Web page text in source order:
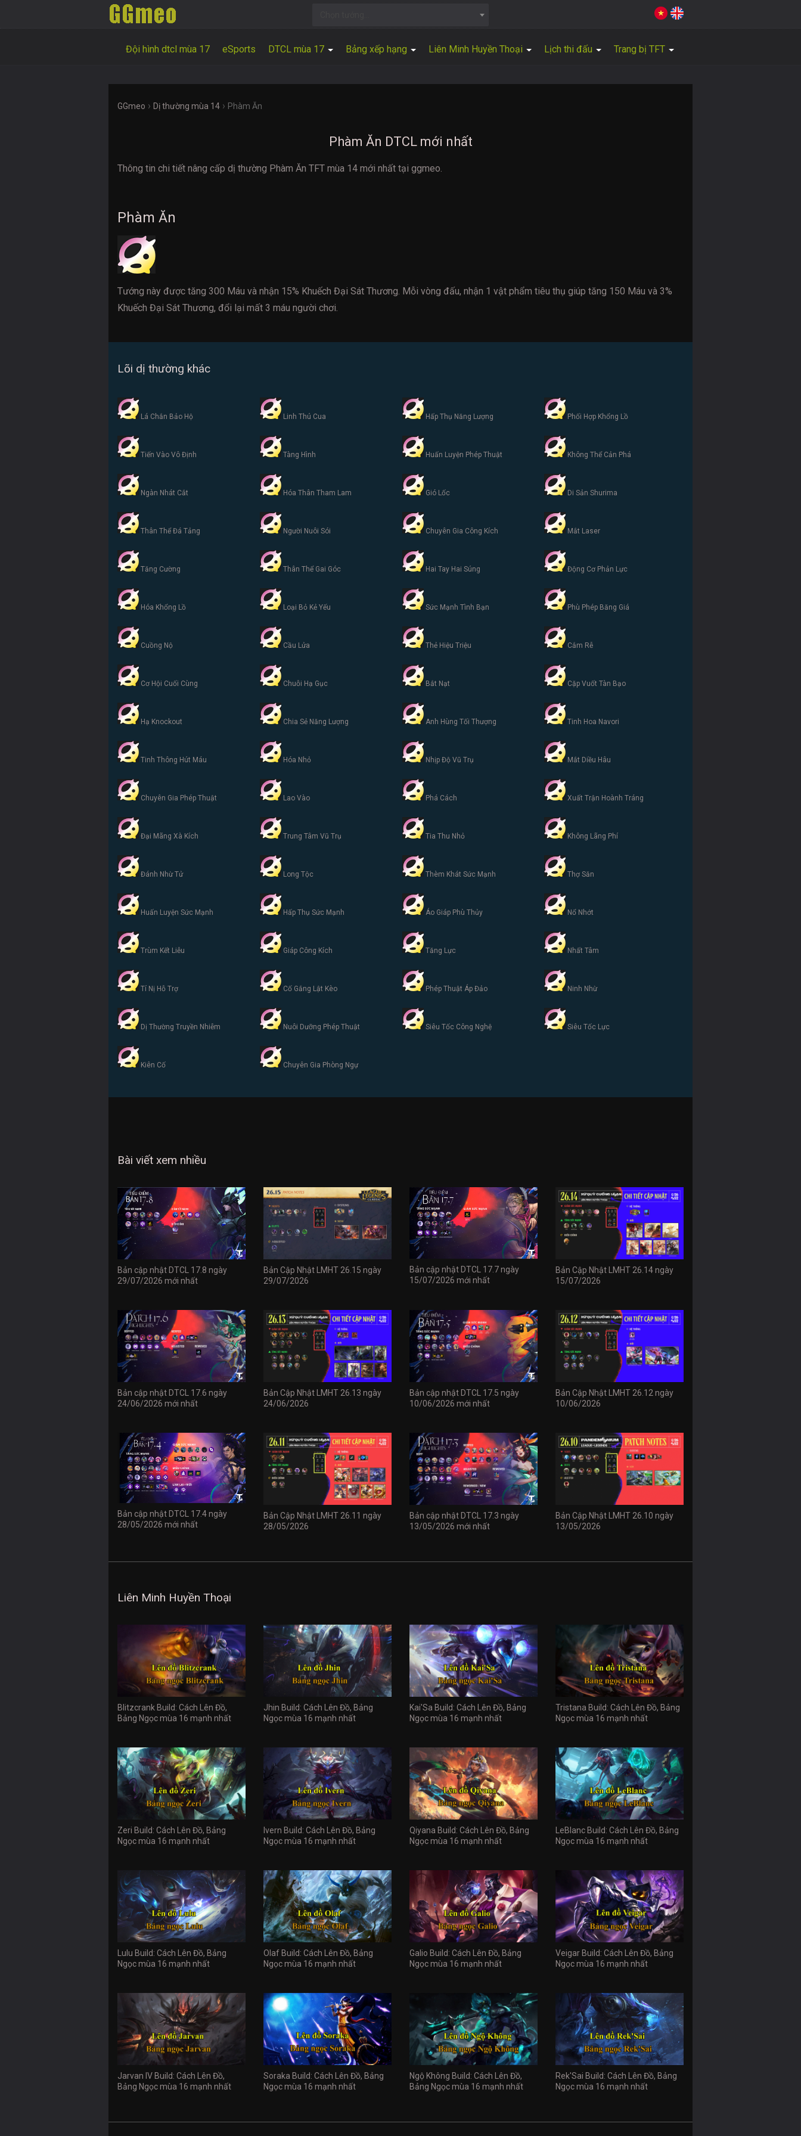
Đội hình dtcl mùa 17 eSports DTCL mùa 17 Bảng xếp hạng Liên Minh Huyền Thoại Lịch thi đấu Trang bị TFT
GGmeo › Dị thường mùa 14 › Phàm Ăn
Phàm Ăn DTCL mới nhất
Thông tin chi tiết nâng cấp dị thường Phàm Ăn TFT mùa 14 mới nhất tại ggmeo.
Phàm Ăn
Tướng này được tăng 300 Máu và nhận 15% Khuếch Đại Sát Thương. Mỗi vòng đấu, nhận 1 vật phẩm tiêu thụ giúp tăng 150 Máu và 3%
Khuếch Đại Sát Thương, đổi lại mất 3 máu người chơi.
Lõi dị thường khác
Lá Chắn Bảo Hộ Linh Thú Cua Hấp Thụ Năng Lượng Phối Hợp Khổng Lồ
Tiến Vào Vô Định Tàng Hình Huấn Luyện Phép Thuật Không Thể Cản Phá
Ngàn Nhát Cắt Hóa Thân Tham Lam Gió Lốc Di Sản Shurima
Thân Thể Đá Tảng Người Nuôi Sói Chuyên Gia Công Kích Mắt Laser
Tăng Cường Thân Thể Gai Góc Hai Tay Hai Súng Động Cơ Phản Lực
Hóa Khổng Lồ Loại Bỏ Kẻ Yếu Sức Mạnh Tình Bạn Phù Phép Băng Giá
Cuồng Nộ Cầu Lửa Thẻ Hiệu Triệu Cắm Rễ
Cơ Hội Cuối Cùng Chuỗi Hạ Gục Bắt Nạt Cặp Vuốt Tàn Bạo
Hạ Knockout Chia Sẻ Năng Lượng Anh Hùng Tối Thượng Tinh Hoa Navori
Tinh Thông Hút Máu Hóa Nhỏ Nhịp Độ Vũ Trụ Mắt Diều Hâu
Chuyên Gia Phép Thuật Lao Vào Phá Cách Xuất Trận Hoành Tráng
Đại Mãng Xà Kích Trung Tâm Vũ Trụ Tia Thu Nhỏ Không Lãng Phí
Đánh Nhừ Tử Long Tộc Thèm Khát Sức Mạnh Thợ Săn
Huấn Luyện Sức Mạnh Hấp Thụ Sức Mạnh Áo Giáp Phù Thủy Nổ Nhớt
Trùm Kết Liễu Giáp Công Kích Tăng Lực Nhất Tâm
Tí Nị Hỗ Trợ Cố Gắng Lật Kèo Phép Thuật Áp Đảo Ninh Nhừ
Dị Thường Truyền Nhiễm Nuôi Dưỡng Phép Thuật Siêu Tốc Công Nghệ Siêu Tốc Lực
Kiên Cố Chuyên Gia Phòng Ngự
Bài viết xem nhiều
Bản cập nhật DTCL 17.8 ngày
29/07/2026 mới nhất
Bản Cập Nhật LMHT 26.15 ngày
29/07/2026
Bản cập nhật DTCL 17.7 ngày
15/07/2026 mới nhất
Bản Cập Nhật LMHT 26.14 ngày
15/07/2026
Bản cập nhật DTCL 17.6 ngày
24/06/2026 mới nhất
Bản Cập Nhật LMHT 26.13 ngày
24/06/2026
Bản cập nhật DTCL 17.5 ngày
10/06/2026 mới nhất
Bản Cập Nhật LMHT 26.12 ngày
10/06/2026
Bản cập nhật DTCL 17.4 ngày
28/05/2026 mới nhất
Bản Cập Nhật LMHT 26.11 ngày
28/05/2026
Bản cập nhật DTCL 17.3 ngày
13/05/2026 mới nhất
Bản Cập Nhật LMHT 26.10 ngày
13/05/2026
Liên Minh Huyền Thoại
Blitzcrank Build: Cách Lên Đồ,
Bảng Ngọc mùa 16 mạnh nhất
Jhin Build: Cách Lên Đồ, Bảng
Ngọc mùa 16 mạnh nhất
Kai'Sa Build: Cách Lên Đồ, Bảng
Ngọc mùa 16 mạnh nhất
Tristana Build: Cách Lên Đồ, Bảng
Ngọc mùa 16 mạnh nhất
Zeri Build: Cách Lên Đồ, Bảng
Ngọc mùa 16 mạnh nhất
Ivern Build: Cách Lên Đồ, Bảng
Ngọc mùa 16 mạnh nhất
Qiyana Build: Cách Lên Đồ, Bảng
Ngọc mùa 16 mạnh nhất
LeBlanc Build: Cách Lên Đồ, Bảng
Ngọc mùa 16 mạnh nhất
Lulu Build: Cách Lên Đồ, Bảng
Ngọc mùa 16 mạnh nhất
Olaf Build: Cách Lên Đồ, Bảng
Ngọc mùa 16 mạnh nhất
Galio Build: Cách Lên Đồ, Bảng
Ngọc mùa 16 mạnh nhất
Veigar Build: Cách Lên Đồ, Bảng
Ngọc mùa 16 mạnh nhất
Jarvan IV Build: Cách Lên Đồ,
Bảng Ngọc mùa 16 mạnh nhất
Soraka Build: Cách Lên Đồ, Bảng
Ngọc mùa 16 mạnh nhất
Ngộ Không Build: Cách Lên Đồ,
Bảng Ngọc mùa 16 mạnh nhất
Rek'Sai Build: Cách Lên Đồ, Bảng
Ngọc mùa 16 mạnh nhất